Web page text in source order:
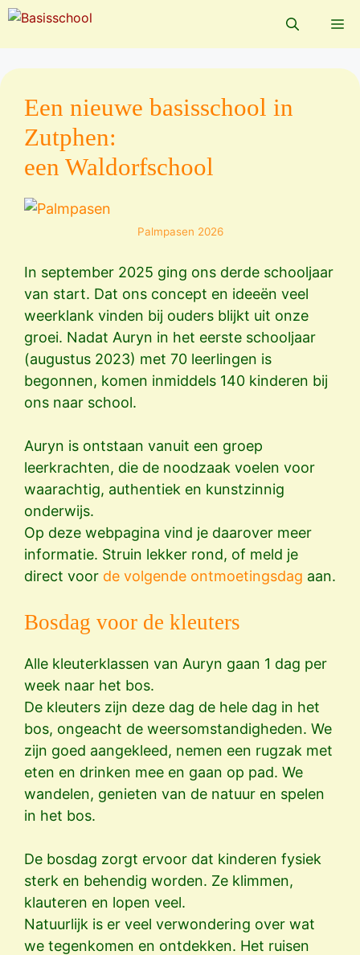
Ga
de
inhoud
Een nieuwe basisschool in
Zutphen:
een Waldorfschool
Palmpasen 2026
In september 2025 ging ons derde schooljaar
van start. Dat ons concept en ideeën veel
weerklank vinden bij ouders blijkt uit onze
groei. Nadat Auryn in het eerste schooljaar
(augustus 2023) met 70 leerlingen is
begonnen, komen inmiddels 140 kinderen bij
ons naar school.
Auryn is ontstaan vanuit een groep
leerkrachten, die de noodzaak voelen voor
waarachtig, authentiek en kunstzinnig
onderwijs.
Op deze webpagina vind je daarover meer
informatie. Struin lekker rond, of meld je
direct voor de volgende ontmoetingsdag aan.
Bosdag voor de kleuters
Alle kleuterklassen van Auryn gaan 1 dag per
week naar het bos.
De kleuters zijn deze dag de hele dag in het
bos, ongeacht de weersomstandigheden. We
zijn goed aangekleed, nemen een rugzak met
eten en drinken mee en gaan op pad. We
wandelen, genieten van de natuur en spelen
in het bos.
De bosdag zorgt ervoor dat kinderen fysiek
sterk en behendig worden. Ze klimmen,
klauteren en lopen veel.
Natuurlijk is er veel verwondering over wat
we tegenkomen en ontdekken. Het ruisen